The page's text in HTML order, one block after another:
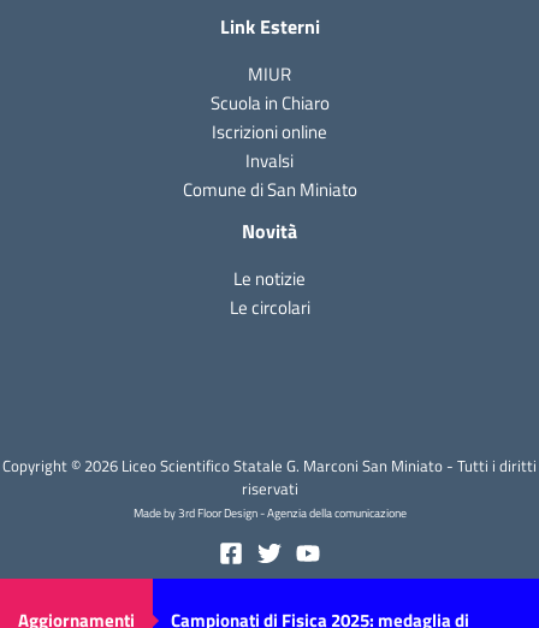
Link Esterni
MIUR
Scuola in Chiaro
Iscrizioni online
Invalsi
Comune di San Miniato
Novità
Le notizie
Le circolari
Copyright © 2026 Liceo Scientifico Statale G. Marconi San Miniato - Tutti i diritti
riservati
Made by 3rd Floor Design - Agenzia della comunicazione
Aggiornamenti Campionati di Fisica 2025: medaglia di